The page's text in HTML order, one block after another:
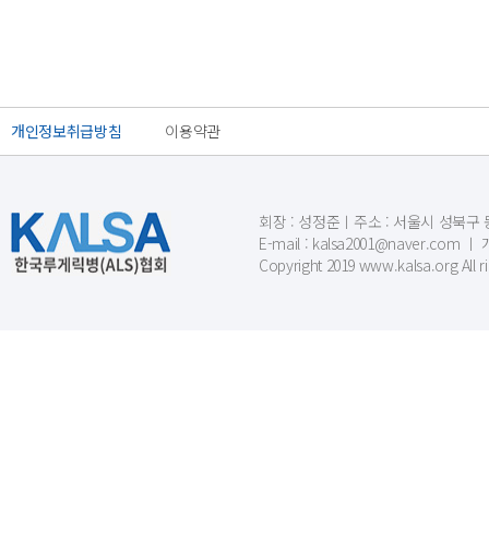
개인정보취급방침 이용약관
회장 : 성정준ㅣ주소 : 서울시 성북구
E-mail : kalsa2001@naver.com ㅣ
Copyright 2019 www.kalsa.org All